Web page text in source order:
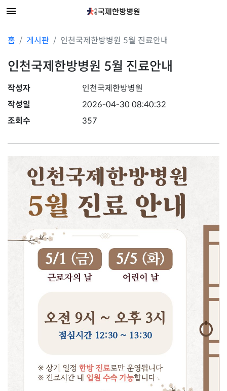
홈 게시판 인천국제한방병원 5월 진료안내
인천국제한방병원 5월 진료안내
작성자
인천국제한방병원
작성일
2026-04-30 08:40:32
조회수
357